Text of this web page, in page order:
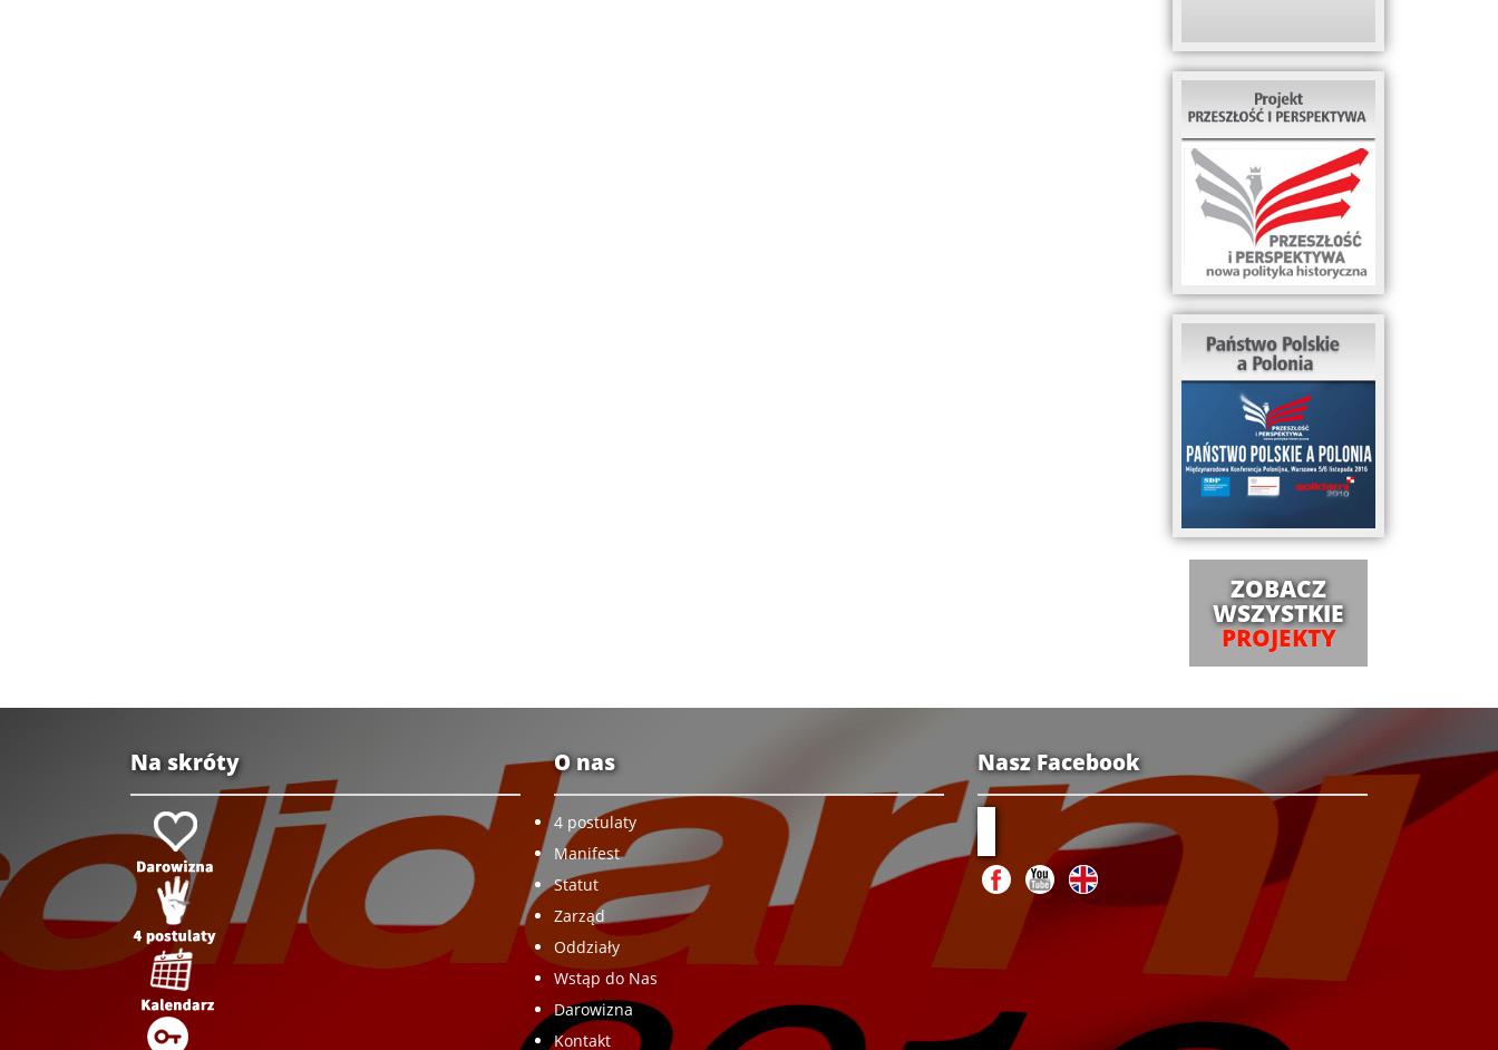
ZOBACZ
WSZYSTKIE
PROJEKTY
Na skróty O nas
4 postulaty
Manifest
Statut
Zarząd
Oddziały
Wstąp do Nas
Darowizna
Kontakt
Nasz Facebook